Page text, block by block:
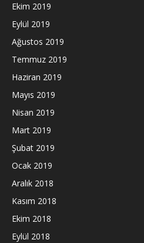
Ekim 2019
Eylül 2019
Ağustos 2019
Temmuz 2019
Haziran 2019
Mayıs 2019
Nisan 2019
Mart 2019
Şubat 2019
Ocak 2019
Aralık 2018
Kasım 2018
Ekim 2018
Eylül 2018